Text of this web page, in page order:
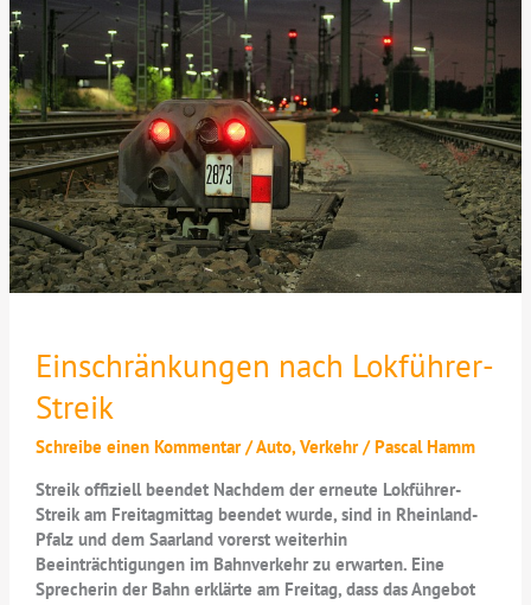
Mai
Einschränkungen nach Lokführer-
Streik
Schreibe einen Kommentar /Auto,Verkehr/Pascal Hamm
Streik offiziell beendet Nachdem der erneute Lokführer-
Streik am Freitagmittag beendet wurde, sind in Rheinland-
Pfalz und dem Saarland vorerst weiterhin
Beeinträchtigungen im Bahnverkehr zu erwarten. Eine
Sprecherin der Bahn erklärte am Freitag, dass das Angebot